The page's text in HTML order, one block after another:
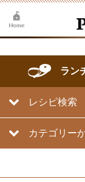
ラン
レシピ検索
カテゴリー